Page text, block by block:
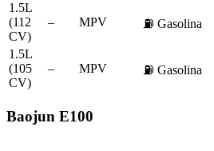
1.5L
(112
CV)
– MPV ⛽ Gasolina
1.5L
(105
CV)
– MPV ⛽ Gasolina
Baojun E100